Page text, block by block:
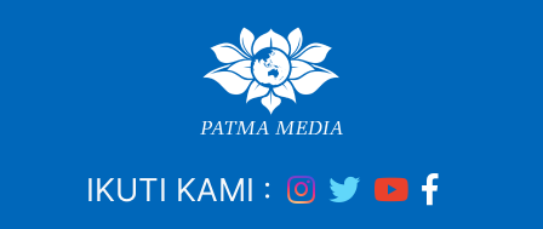
IKUTI KAMI :